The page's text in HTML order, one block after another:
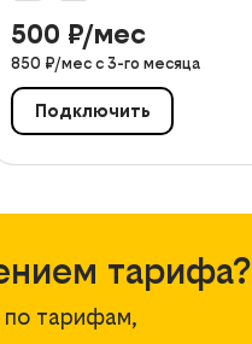
500 ₽/мес
850 ₽/мес с3-го месяца
Подключить
тарифа?
по тарифам,